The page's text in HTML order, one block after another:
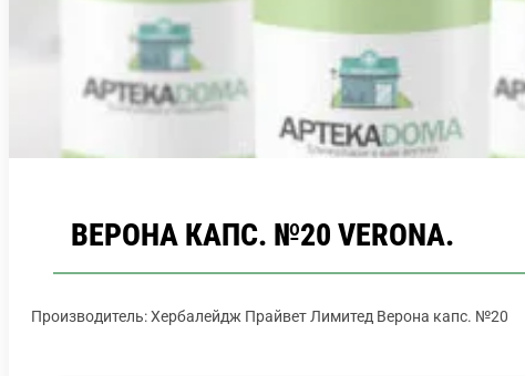
ВЕРОНА КАПС. №20 VERONA.
Производитель: Хербалейдж Прайвет Лимитед Верона капс. №20